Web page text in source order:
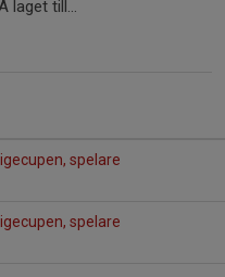
laget till...
spelare
spelare